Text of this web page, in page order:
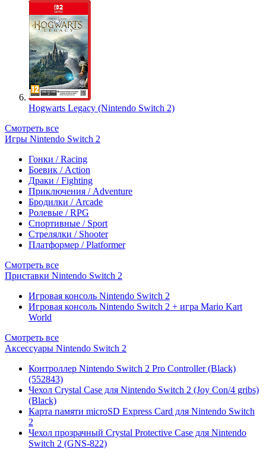
Hogwarts Legacy (Nintendo Switch 2)
Смотреть все
Игры Nintendo Switch 2
Гонки / Racing
Боевик / Action
Драки / Fighting
Приключения / Adventure
Бродилки / Arcade
Ролевые / RPG
Спортивные / Sport
Стрелялки / Shooter
Платформер / Platformer
Смотреть все
Приставки Nintendo Switch 2
Игровая консоль Nintendo Switch 2
Игровая консоль Nintendo Switch 2 + игра Mario Kart
World
Смотреть все
Аксессуары Nintendo Switch 2
Контроллер Nintendo Switch 2 Pro Controller (Black)
(552843)
Чехол Сrystal Сase для Nintendo Switch 2 (Joy Con/4 gribs)
(Black)
Карта памяти microSD Express Card для Nintendo Switch
2
Чехол прозрачный Crystal Protective Case для Nintendo
Switch 2 (GNS-822)